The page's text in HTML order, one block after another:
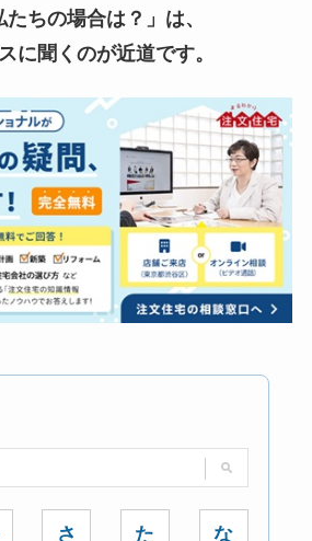
たちの場合は？」は、
に聞くのが近道です。
さ た な